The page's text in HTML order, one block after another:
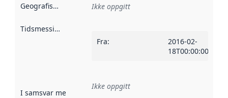
Geografisk avgrensning :
Ikke oppgitt
Tidsmessig avgrensning
Fra:
2016-02-
18T00:00:00Z
I samsvar med Referanse til en implementasjonsregel
Ikke oppgitt